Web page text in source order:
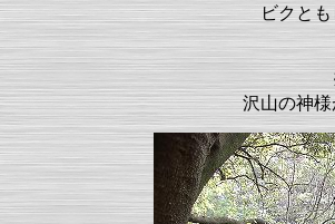
ビクと
沢山の神